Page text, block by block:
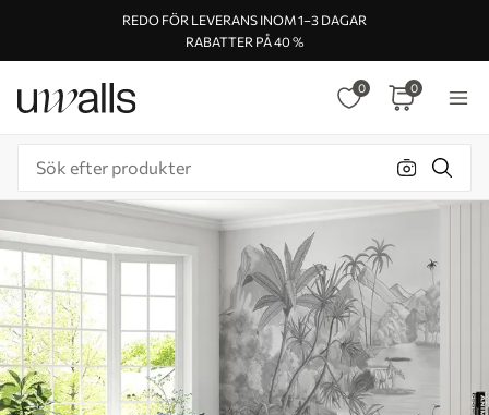
REDO FÖR LEVERANS INOM 1–3 DAGAR
RABATTER PÅ 40 %
0 0